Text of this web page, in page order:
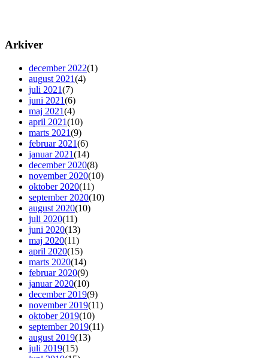
Arkiver
december 2022(1)
august 2021(4)
juli 2021(7)
juni 2021(6)
maj 2021(4)
april 2021(10)
marts 2021(9)
februar 2021(6)
januar 2021(14)
december 2020(8)
november 2020(10)
oktober 2020(11)
september 2020(10)
august 2020(10)
juli 2020(11)
juni 2020(13)
maj 2020(11)
april 2020(15)
marts 2020(14)
februar 2020(9)
januar 2020(10)
december 2019(9)
november 2019(11)
oktober 2019(10)
september 2019(11)
august 2019(13)
juli 2019(15)